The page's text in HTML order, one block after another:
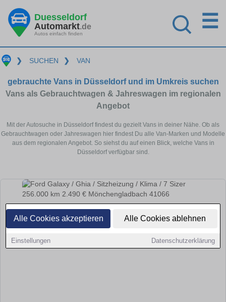
Alle Cookies akzeptieren Alle Cookies ablehnen
Einstellungen Datenschutzerklärung
Duesseldorf
Automarkt.de
Autos einfach finden
☰
❯ SUCHEN ❯ VAN
gebrauchte Vans in Düsseldorf und im Umkreis suchen
Vans als Gebrauchtwagen & Jahreswagen im regionalen
Angebot
Mit der Autosuche in Düsseldorf findest du gezielt Vans in deiner Nähe. Ob als
Gebrauchtwagen oder Jahreswagen hier findest Du alle Van-Marken und Modelle
aus dem regionalen Angebot. So siehst du auf einen Blick, welche Vans in
Düsseldorf verfügbar sind.